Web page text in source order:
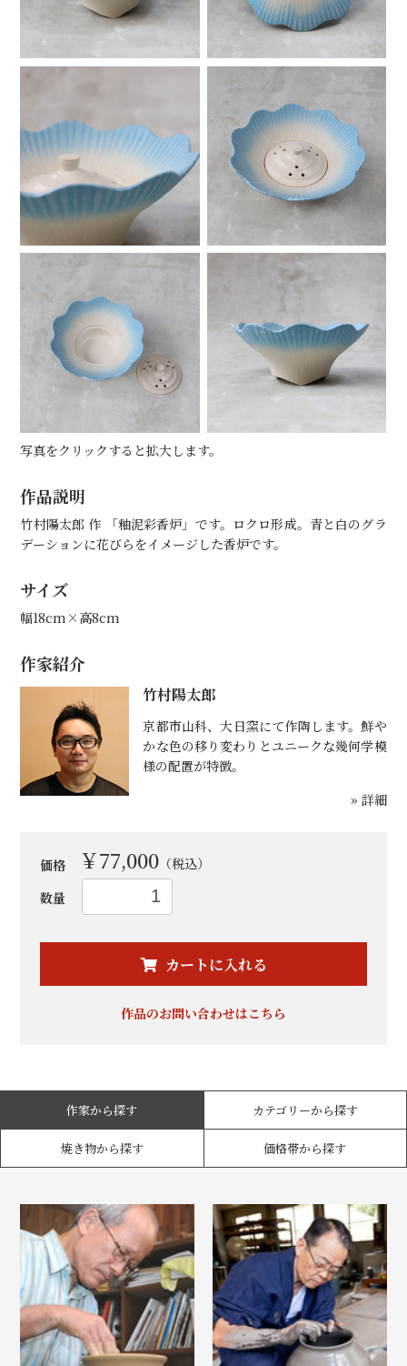
写真をクリックすると拡大します。
作品説明
竹村陽太郎 作 「釉泥彩香炉」です。ロクロ形成。青と白のグラ
デーションに花びらをイメージした香炉です。
サイズ
幅18cm×高8cm
作家紹介
竹村陽太郎
京都市山科、大日窯にて作陶します。鮮や
かな色の移り変わりとユニークな幾何学模
様の配置が特徴。
» 詳細
価格 ￥77,000 （税込）
数量
カートに入れる
お買い物を続ける カートへ進む
作品のお問い合わせはこちら
作家から探す カテゴリーから探す
焼き物から探す 価格帯から探す